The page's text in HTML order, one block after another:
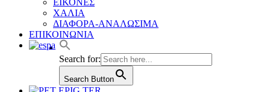
ΕΙΚΟΝΕΣ
ΧΑΛΙΑ
ΔΙΑΦΟΡΑ-ΑΝΑΛΩΣΙΜΑ
ΕΠΙΚΟΙΝΩΝΙΑ
Search for:
Search Button